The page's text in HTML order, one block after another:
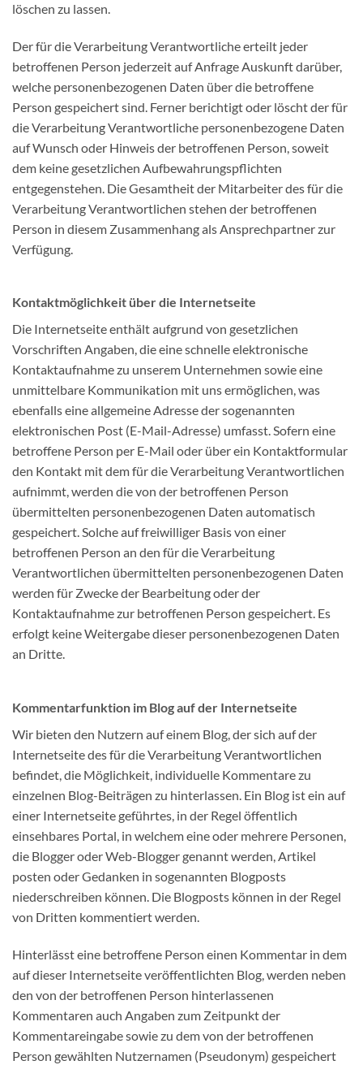
löschen zu lassen.
Der für die Verarbeitung Verantwortliche erteilt jeder
betroffenen Person jederzeit auf Anfrage Auskunft darüber,
welche personenbezogenen Daten über die betroffene
Person gespeichert sind. Ferner berichtigt oder löscht der für
die Verarbeitung Verantwortliche personenbezogene Daten
auf Wunsch oder Hinweis der betroffenen Person, soweit
dem keine gesetzlichen Aufbewahrungspflichten
entgegenstehen. Die Gesamtheit der Mitarbeiter des für die
Verarbeitung Verantwortlichen stehen der betroffenen
Person in diesem Zusammenhang als Ansprechpartner zur
Verfügung.
Kontaktmöglichkeit über die Internetseite
Die Internetseite enthält aufgrund von gesetzlichen
Vorschriften Angaben, die eine schnelle elektronische
Kontaktaufnahme zu unserem Unternehmen sowie eine
unmittelbare Kommunikation mit uns ermöglichen, was
ebenfalls eine allgemeine Adresse der sogenannten
elektronischen Post (E-Mail-Adresse) umfasst. Sofern eine
betroffene Person per E-Mail oder über ein Kontaktformular
den Kontakt mit dem für die Verarbeitung Verantwortlichen
aufnimmt, werden die von der betroffenen Person
übermittelten personenbezogenen Daten automatisch
gespeichert. Solche auf freiwilliger Basis von einer
betroffenen Person an den für die Verarbeitung
Verantwortlichen übermittelten personenbezogenen Daten
werden für Zwecke der Bearbeitung oder der
Kontaktaufnahme zur betroffenen Person gespeichert. Es
erfolgt keine Weitergabe dieser personenbezogenen Daten
an Dritte.
Kommentarfunktion im Blog auf der Internetseite
Wir bieten den Nutzern auf einem Blog, der sich auf der
Internetseite des für die Verarbeitung Verantwortlichen
befindet, die Möglichkeit, individuelle Kommentare zu
einzelnen Blog-Beiträgen zu hinterlassen. Ein Blog ist ein auf
einer Internetseite geführtes, in der Regel öffentlich
einsehbares Portal, in welchem eine oder mehrere Personen,
die Blogger oder Web-Blogger genannt werden, Artikel
posten oder Gedanken in sogenannten Blogposts
niederschreiben können. Die Blogposts können in der Regel
von Dritten kommentiert werden.
Hinterlässt eine betroffene Person einen Kommentar in dem
auf dieser Internetseite veröffentlichten Blog, werden neben
den von der betroffenen Person hinterlassenen
Kommentaren auch Angaben zum Zeitpunkt der
Kommentareingabe sowie zu dem von der betroffenen
Person gewählten Nutzernamen (Pseudonym) gespeichert